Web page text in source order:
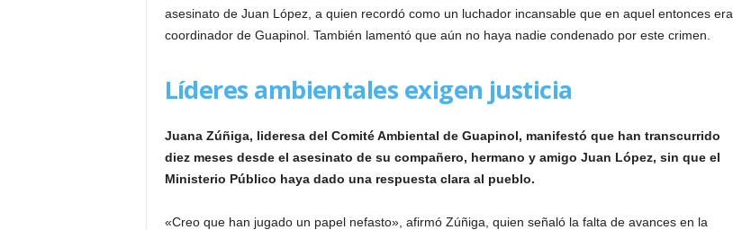
asesinato de Juan López, a quien recordó como un luchador incansable que en aquel entonces era
coordinador de Guapinol. También lamentó que aún no haya nadie condenado por este crimen.
Líderes ambientales exigen justicia
Juana Zúñiga, lideresa del Comité Ambiental de Guapinol, manifestó que han transcurrido
diez meses desde el asesinato de su compañero, hermano y amigo Juan López, sin que el
Ministerio Público haya dado una respuesta clara al pueblo.
«Creo que han jugado un papel nefasto», afirmó Zúñiga, quien señaló la falta de avances en la